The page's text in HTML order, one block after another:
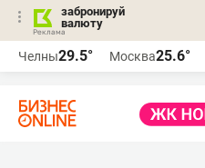
забронируй
валюту
Челны29.5° Москва25.6°